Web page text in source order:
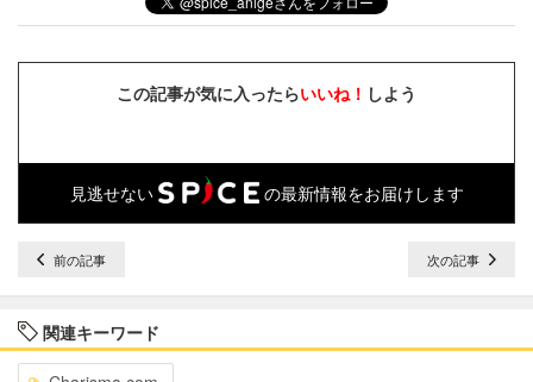
この記事が気に入ったらいいね！ しよう
見逃せない の最新情報をお届けします
前の記事 次の記事
関連キーワード